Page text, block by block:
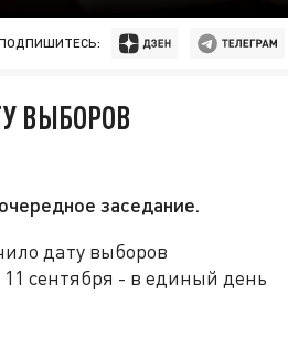
ВЫБОРОВ
заседание.
дату выборов
сентября - в единый день